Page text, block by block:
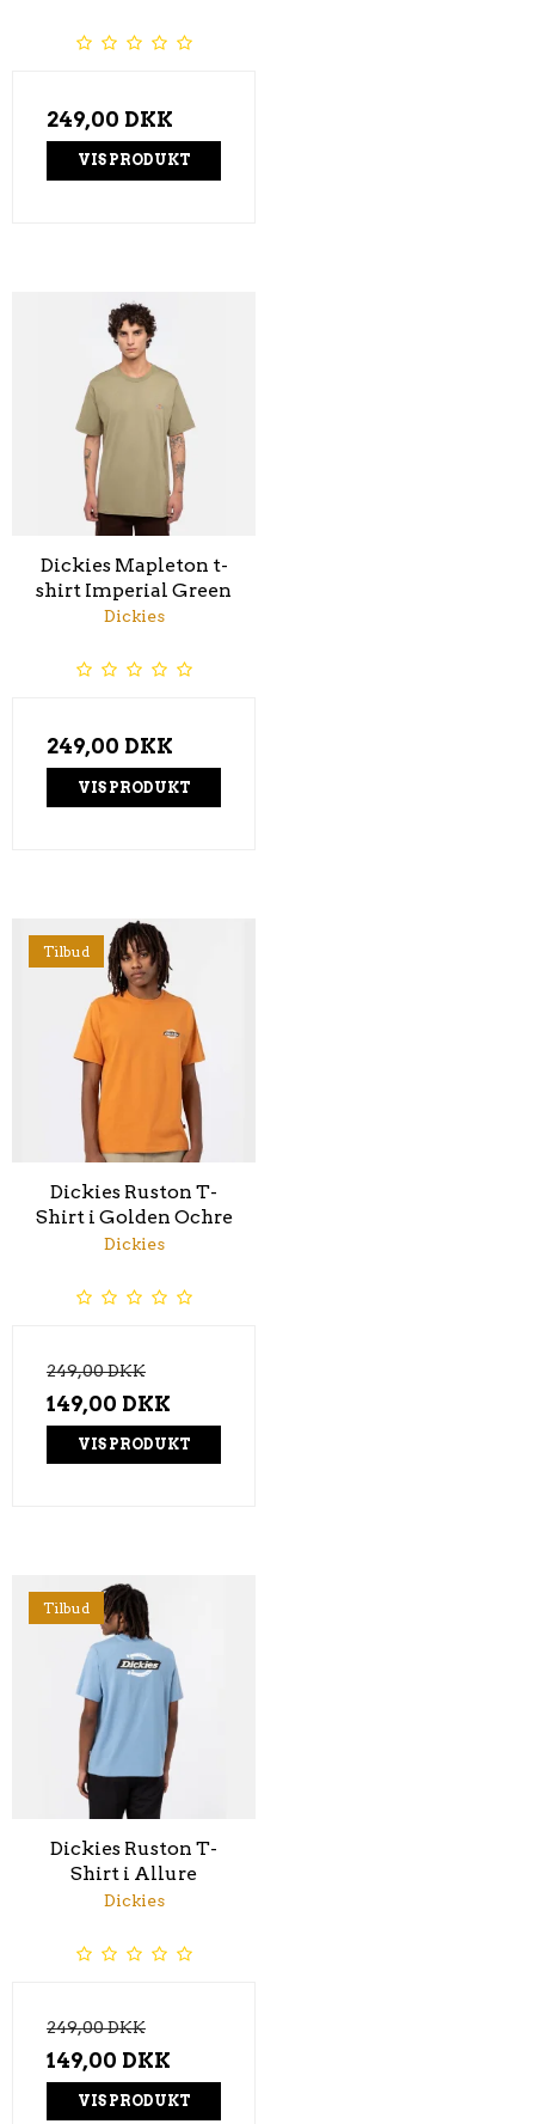
249,00 DKK
VIS PRODUKT
Dickies Mapleton t-
shirt Imperial Green
Dickies
249,00 DKK
VIS PRODUKT
Tilbud
Dickies Ruston T-
Shirt i Golden Ochre
Dickies
249,00 DKK
149,00 DKK
VIS PRODUKT
Tilbud
Dickies Ruston T-
Shirt i Allure
Dickies
249,00 DKK
149,00 DKK
VIS PRODUKT